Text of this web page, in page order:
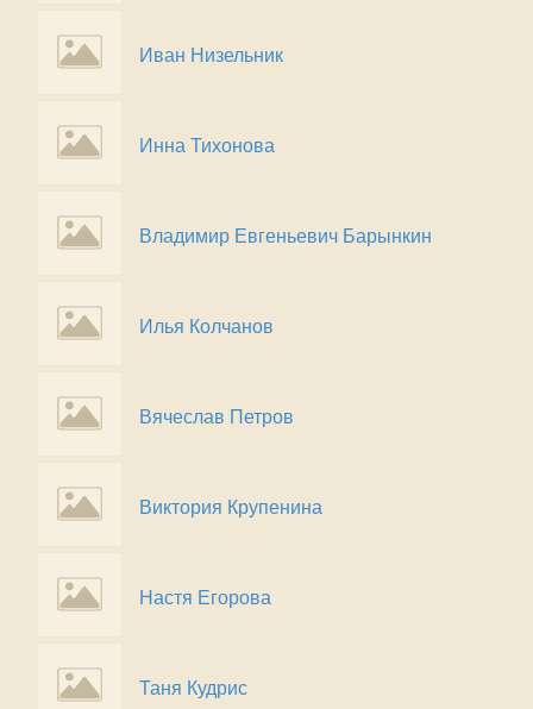
Иван Низельник
Инна Тихонова
Владимир Евгеньевич Барынкин
Илья Колчанов
Вячеслав Петров
Виктория Крупенина
Настя Егорова
Таня Кудрис